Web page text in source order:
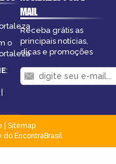
o
:
MAIL
Receba grátis as
principais notícias,
dicas e promoções
Sitemap
do EncontraBrasil